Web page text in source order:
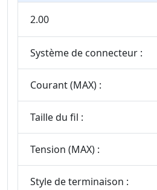
2.00
Système de connecteur :
Courant (MAX) :
Taille du fil :
Tension (MAX) :
Style de terminaison :